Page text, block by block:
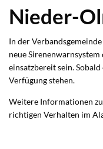
Nieder-
In der
neue
einsatzbereit sein.
Verfügung stehen.
Weitere Informationen
richtigen Verhalten im